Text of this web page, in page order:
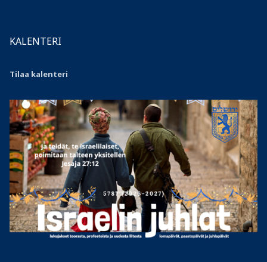
KALENTERI
Tilaa kalenteri